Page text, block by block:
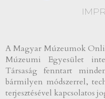
A Magyar Múzeumok
Múzeumi Egyesület
Társaság fenntart
bármilyen módszerrel,
terjesztésével kapcsolatos